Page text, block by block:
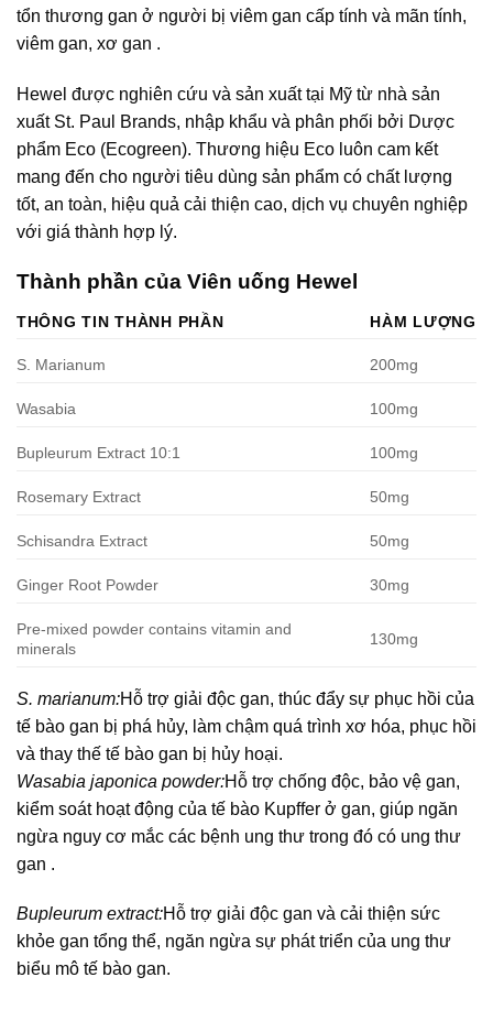
tổn thương gan ở người bị viêm gan cấp tính và mãn tính,
viêm gan, xơ gan .
Hewel được nghiên cứu và sản xuất tại Mỹ từ nhà sản
xuất St. Paul Brands, nhập khẩu và phân phối bởi Dược
phẩm Eco (Ecogreen). Thương hiệu Eco luôn cam kết
mang đến cho người tiêu dùng sản phẩm có chất lượng
tốt, an toàn, hiệu quả cải thiện cao, dịch vụ chuyên nghiệp
với giá thành hợp lý.
Thành phần của Viên uống Hewel
THÔNG TIN THÀNH PHẦN HÀM LƯỢNG
S. Marianum 200mg
Wasabia 100mg
Bupleurum Extract 10:1 100mg
Rosemary Extract 50mg
Schisandra Extract 50mg
Ginger Root Powder 30mg
Pre-mixed powder contains vitamin and
minerals
130mg
S. marianum:Hỗ trợ giải độc gan, thúc đẩy sự phục hồi của
tế bào gan bị phá hủy, làm chậm quá trình xơ hóa, phục hồi
và thay thế tế bào gan bị hủy hoại.
Wasabia japonica powder:Hỗ trợ chống độc, bảo vệ gan,
kiểm soát hoạt động của tế bào Kupffer ở gan, giúp ngăn
ngừa nguy cơ mắc các bệnh ung thư trong đó có ung thư
gan .
Bupleurum extract:Hỗ trợ giải độc gan và cải thiện sức
khỏe gan tổng thể, ngăn ngừa sự phát triển của ung thư
biểu mô tế bào gan.